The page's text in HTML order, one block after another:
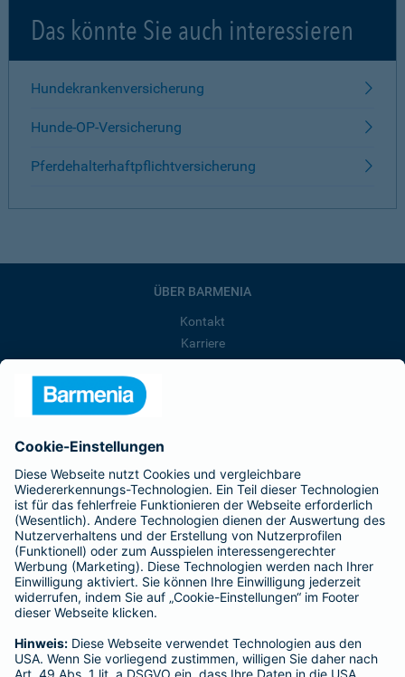
Das könnte Sie auch interessieren
Hundekrankenversicherung
Hunde-OP-Versicherung
Pferdehalterhaftpflichtversicherung
ÜBER BARMENIA
Kontakt
Karriere
Barmenia ist Teil der BarmeniaGothaer
BELIEBTE SEITEN
Kranken-Zusatzversicherung
Tierversicherungen
Haftpflichtversicherung
Hausratversicherung
Adresse ändern